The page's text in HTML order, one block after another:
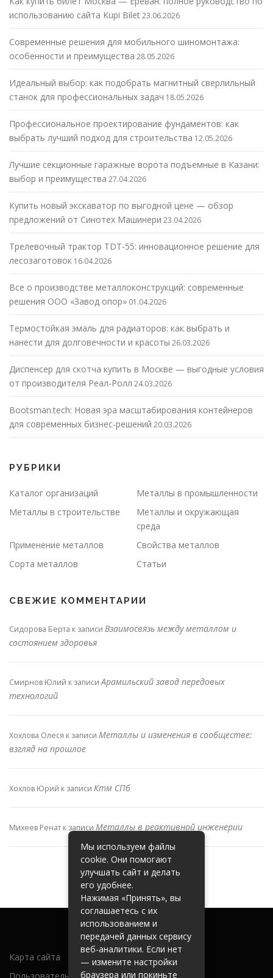
использованию сайта Kupi Bilet23.06.2026
Современные решения для мобильного шиномонтажа:
особенности и преимущества 28.05.2026
Идеальный выбор: как подобрать магнитный сверлильный
станок для профессиональных задач 18.05.2026
Профессиональное проектирование фундаментов: как
выбрать лучший подход для строительства 12.05.2026
Лучшие секционные гаражные ворота подъемные в Казани:
выбор и преимущества 27.04.2026
Купить новый экскаватор по выгодной цене — обзор
предложений от Синотех Машинери 23.04.2026
Трелевочный трактор TDT-55: инновационное решение для
лесозаготовок 16.04.2026
Все о производстве металлоконструкций: современные
решения ООО «Завод опор» 01.04.2026
Термостойкая эмаль для радиаторов: как выбрать и
нанести для долговечности и красоты 26.03.2026
Диспенсер для скотча купить в Москве — выгодные условия
от производителя Реал-Ролл 24.03.2026
Bootsman.tech: Новая эра масштабирования контейнеров
для современных бизнес-решений 20.03.2026
РУБРИКИ
Каталог организаций
Металлы в промышленности
Металлы в строительстве
Металлы и окружающая
среда
Применение металлов
Свойства металлов
Сорта металлов
Статьи
СВЕЖИЕ КОММЕНТАРИИ
Сидорова Берта к записи Взаимосвязь между металлом и
состоянием здоровья
Смирнов Юлий к записиАрамильский завод передовых
технологий
Хохлова Олеся к записи Металлы и изменения в сообществе:
взгляд на прошлое
Хохлов Юрий к записи Ктм СПб
Михеев Ренат к записи Металлы в реактивной инженерии
Карта сайта
Мы используем файлы
cookie. Они помогают
улучшать сайт и делать
его удобнее.
Нажимая «Принять», вы
соглашаетесь с их
использованием и
передачей данных сервису
веб-аналитики. Если нет
— измените настройки
браузера или покиньте